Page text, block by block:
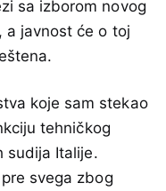
sa izborom novog
a javnost će o toj
koje sam stekao
tehničkog
sudija Italije.
svega zbog